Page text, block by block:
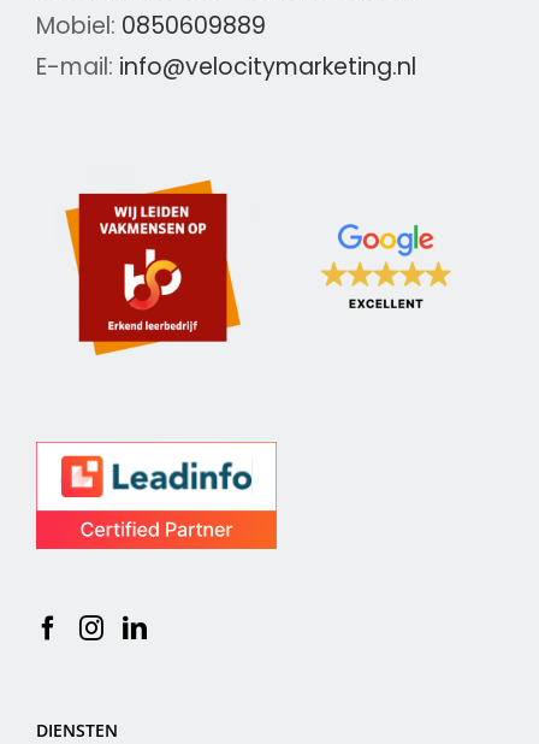
Mobiel: 0850609889
E-mail: info@velocitymarketing.nl
DIENSTEN